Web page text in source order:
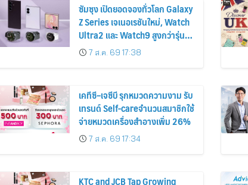
ซัมซุง เปิดยอดจองทั่วโลก Galaxy
Z Series เจเนอเรชันใหม่, Watch
Ultra2 และ Watch9 สูงกว่ารุ่น
ก่อนหน้ากว่า 30%
7 ส.ค. 69 17:38
เคทีซี–เจซีบี รุกหมวดความงาม รับ
เทรนด์ Self-careจำนวนสมาชิกใช้
จ่ายหมวดเครื่องสำอางเพิ่ม 26%
7 ส.ค. 69 17:34
KTC and JCB Tap Growing